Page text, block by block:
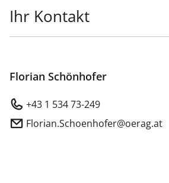
Ihr Kontakt
Florian Schönhofer
+43 1 534 73-249
Florian.Schoenhofer@oerag.at